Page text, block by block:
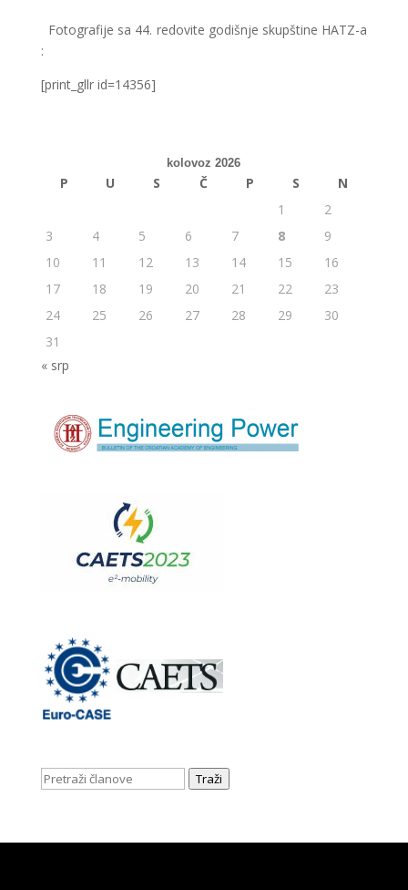
Fotografije sa 44. redovite godišnje skupštine HATZ-a
:
[print_gllr id=14356]
kolovoz 2026
P U S Č P S
N
1
2
3
4 5 6 7 8
9
10
11 12 13 14 15
16
17
18 19 20 21 22
23
24
25 26 27 28 29
30
31
« srp
Traži